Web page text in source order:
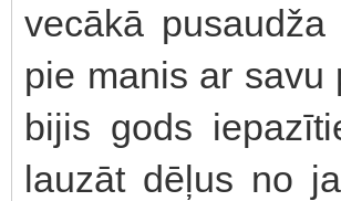
vecākā
pie manis ar savu
bijis gods
lauzāt dēļus no